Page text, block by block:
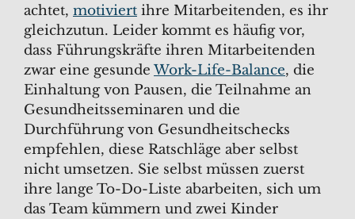
achtet, motiviert ihre Mitarbeitenden, es ihr
gleichzutun. Leider kommt es häufig vor,
dass Führungskräfte ihren Mitarbeitenden
zwar eine gesundeWork-Life-Balance, die
Einhaltung von Pausen, die Teilnahme an
Gesundheitsseminaren und die
Durchführung von Gesundheitschecks
empfehlen, diese Ratschläge aber selbst
nicht umsetzen. Sie selbst müssen zuerst
ihre lange To-Do-Liste abarbeiten, sich um
das Team kümmern und zwei Kinder